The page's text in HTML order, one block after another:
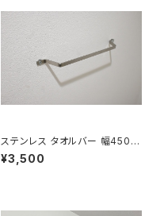
ステンレス タオルバー 幅450m
m
¥3,500